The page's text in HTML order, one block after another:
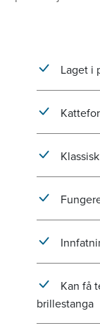
Laget i
Kan få
brillestanga